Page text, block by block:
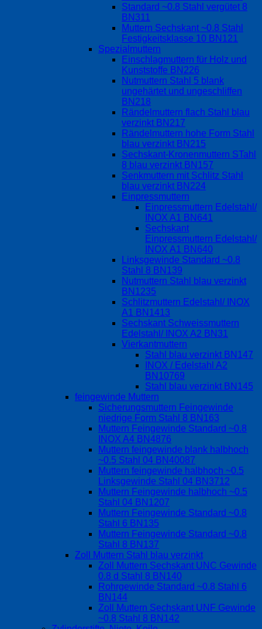
Standard ~0.8 Stahl vergütet 8
BN311
Muttern Sechskant ~0.8 Stahl
Festigkeitsklasse 10 BN121
Spezialmuttern
Einschlagmuttern für Holz und
Kunststoffe BN226
Nutmuttern Stahl 5 blank
ungehärtet und ungeschliffen
BN218
Rändelmuttern flach Stahl blau
verzinkt BN217
Rändelmuttern hohe Form Stahl
blau verzinkt BN215
Sechskant-Kronenmuttern STahl
8 blau verzinkt BN157
Senkmuttern mit Schlitz Stahl
blau verzinkt BN224
Einpressmuttern
Einpressmuttern Edelstahl/
INOX A1 BN641
Sechskant
Einpressmuttern Edelstahl/
INOX A1 BN640
Linksgewinde Standard ~0.8
Stahl 8 BN139
Nutmuttern Stahl blau verzinkt
BN1235
Schlitzmuttern Edelstahl/ INOX
A1 BN1413
Sechskant Schweissmuttern
Edelstahl/ INOX A2 BN31
Vierkantmuttern
Stahl blau verzinkt BN147
INOX / Edelstahl A2
BN10769
Stahl blau verzinkt BN145
feingewinde Muttern
Sicherungsmuttern Feingewinde
niedrige Form Stahl 8 BN163
Muttern Feingewinde Standard ~0.8
INOX A4 BN4876
Muttern feingewinde blank halbhoch
~0.5 Stahl 04 BN40087
Muttern feingewinde halbhoch ~0.5
Linksgewinde Stahl 04 BN3712
Muttern Feingewinde halbhoch ~0.5
Stahl 04 BN1207
Muttern Feingewinde Standard ~0.8
Stahl 6 BN135
Muttern Feingewinde Standard ~0.8
Stahl 8 BN137
Zoll Muttern Stahl blau verzinkt
Zoll Muttern Sechskant UNC Gewinde
0.8 d Stahl 8 BN140
Rohrgewinde Standard ~0.8 Stahl 6
BN144
Zoll Muttern Sechskant UNF Gewinde
~0.8 Stahl 8 BN142